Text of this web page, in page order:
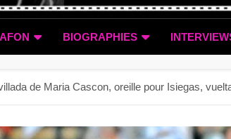
BIOGRAPHIES
de Maria Cascon, oreille pour Isiegas,